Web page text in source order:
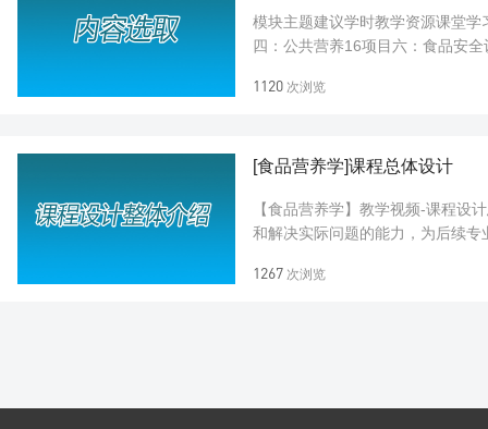
模块主题建议学时教学资源课堂
四：公共营养16项目六：食品安
1120 次浏览
[食品营养学]课程总体设计
【食品营养学】教学视频-课程设
和解决实际问题的能力，为后续
1267 次浏览